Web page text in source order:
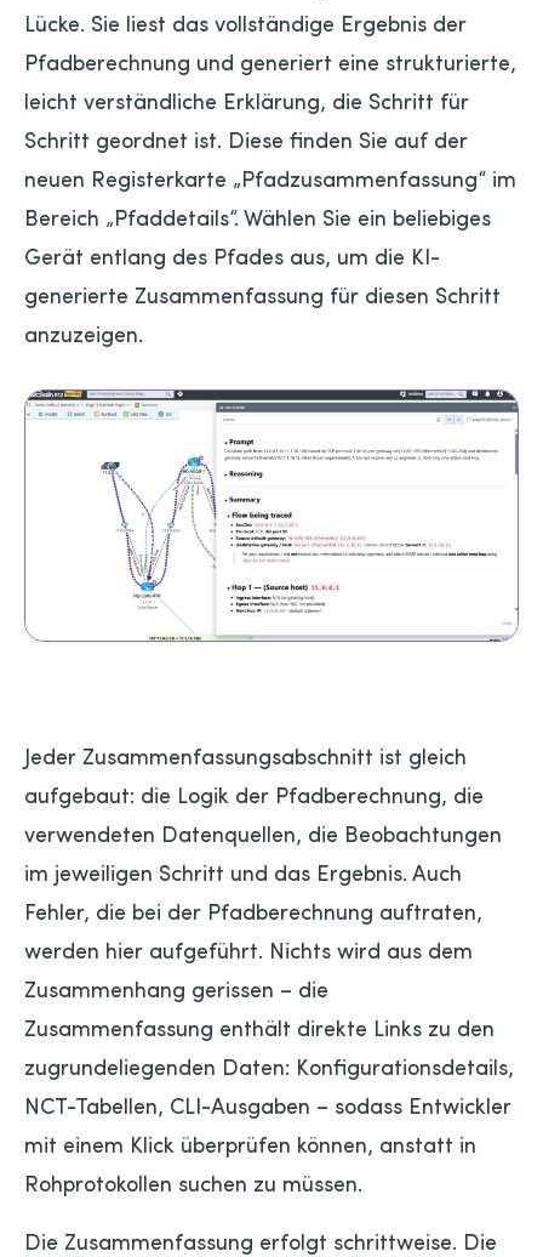
Lücke. Sie liest das vollständige Ergebnis der
Pfadberechnung und generiert eine strukturierte,
leicht verständliche Erklärung, die Schritt für
Schritt geordnet ist. Diese finden Sie auf der
neuen Registerkarte „Pfadzusammenfassung“ im
Bereich „Pfaddetails“. Wählen Sie ein beliebiges
Gerät entlang des Pfades aus, um die KI-
generierte Zusammenfassung für diesen Schritt
anzuzeigen.
Jeder Zusammenfassungsabschnitt ist gleich
aufgebaut: die Logik der Pfadberechnung, die
verwendeten Datenquellen, die Beobachtungen
im jeweiligen Schritt und das Ergebnis. Auch
Fehler, die bei der Pfadberechnung auftraten,
werden hier aufgeführt. Nichts wird aus dem
Zusammenhang gerissen – die
Zusammenfassung enthält direkte Links zu den
zugrundeliegenden Daten: Konfigurationsdetails,
NCT-Tabellen, CLI-Ausgaben – sodass Entwickler
mit einem Klick überprüfen können, anstatt in
Rohprotokollen suchen zu müssen.
Die Zusammenfassung erfolgt schrittweise. Die